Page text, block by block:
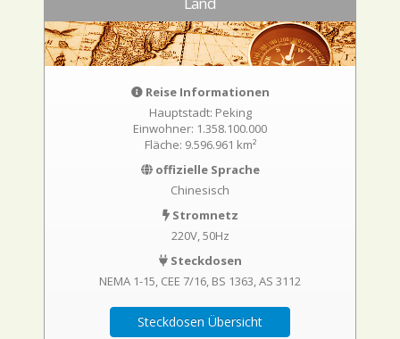
Reise Informationen
Hauptstadt: Peking
Einwohner: 1.358.100.000
Fläche: 9.596.961 km²
offizielle Sprache
Chinesisch
Stromnetz
220V, 50Hz
Steckdosen
NEMA 1-15 CEE 7/16 BS 1363 AS 3112
Steckdosen Übersicht